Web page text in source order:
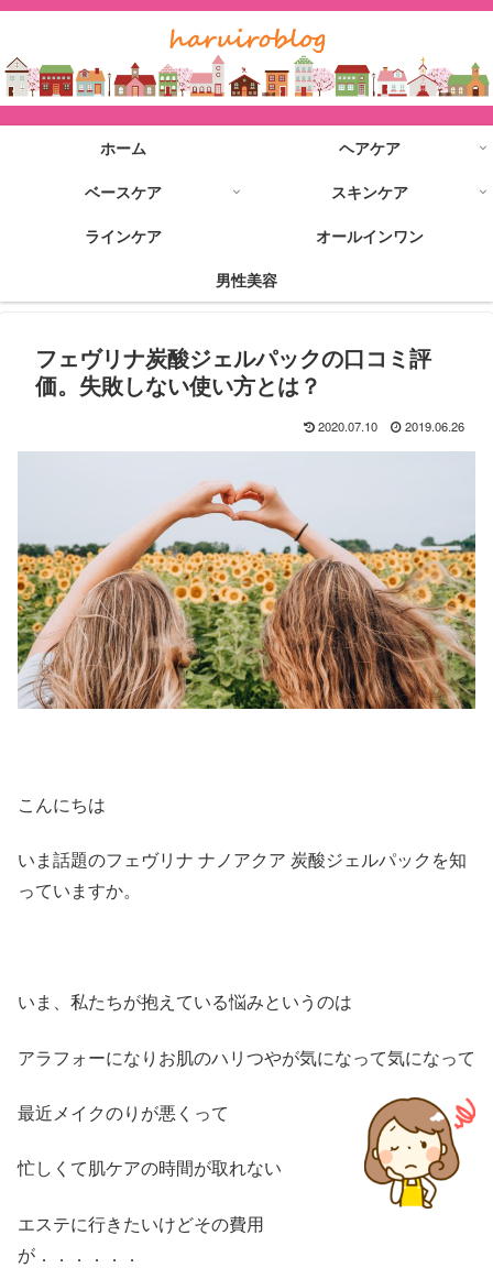
ホーム
ヘアケア
ベースケア
スキンケア
ラインケア
オールインワン
男性美容
フェヴリナ炭酸ジェルパックの口コミ評
価。失敗しない使い方とは？
2020.07.10 2019.06.26
こんにちは
いま話題のフェヴリナ ナノアクア 炭酸ジェルパックを知
っていますか。
いま、私たちが抱えている悩みというのは
アラフォーになりお肌のハリつやが気になって気になって
最近メイクのりが悪くって
忙しくて肌ケアの時間が取れない
エステに行きたいけどその費用
が．．．．．．